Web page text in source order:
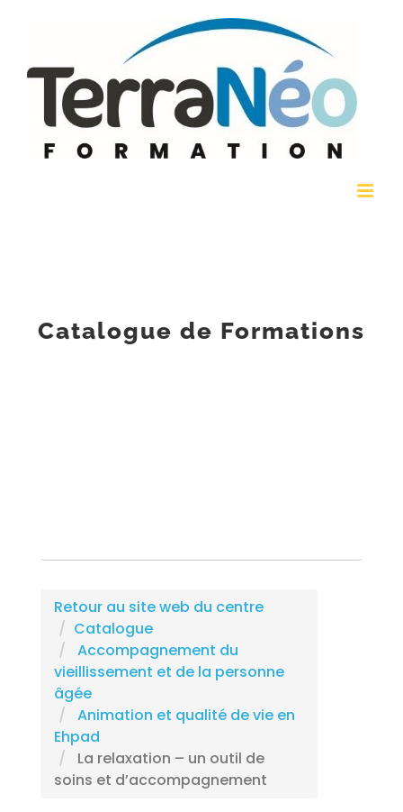
Catalogue de Formations
Retour au site web du centre
Catalogue
Accompagnement du
vieillissement et de la personne
âgée
Animation et qualité de vie en
Ehpad
La relaxation – un outil de
soins et d’accompagnement